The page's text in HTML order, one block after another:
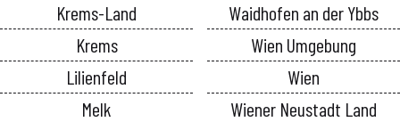
Krems-Land
Krems
Lilienfeld
Melk
Waidhofen an der Ybbs
Wien Umgebung
Wien
Wiener Neustadt Land